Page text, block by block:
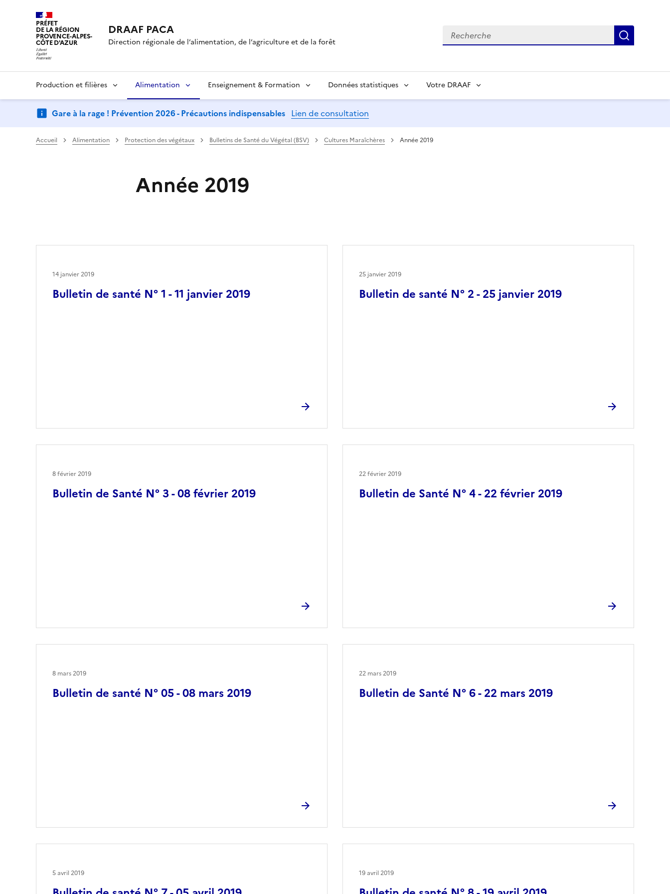
PRÉFET
DE LA RÉGION
PROVENCE-ALPES-
CÔTE D'AZUR
DRAAF PACA
Direction régionale de l’alimentation, de l’agriculture et de la forêt
Recherche
Production et filières Alimentation Enseignement & Formation Données statistiques Votre DRAAF
Gare à la rage ! Prévention 2026 - Précautions indispensables Lien de consultation
Accueil Alimentation Protection des végétaux Bulletins de Santé du Végétal (BSV) Cultures Maraîchères Année 2019
Année 2019
Bulletin de santé N° 1 - 11 janvier 2019
14 janvier 2019
Bulletin de santé N° 2 - 25 janvier 2019
25 janvier 2019
Bulletin de Santé N° 3 - 08 février 2019
8 février 2019
Bulletin de Santé N° 4 - 22 février 2019
22 février 2019
Bulletin de santé N° 05 - 08 mars 2019
8 mars 2019
Bulletin de Santé N° 6 - 22 mars 2019
22 mars 2019
5 avril 2019 19 avril 2019